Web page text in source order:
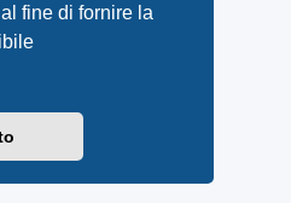
fine di fornire la